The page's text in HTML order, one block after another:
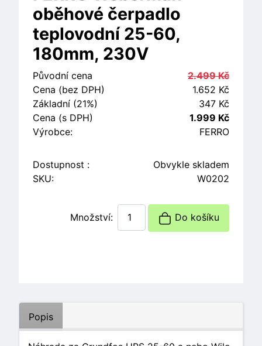
oběhové čerpadlo
teplovodní 25-60,
180mm, 230V
Původní cena
2.499 Kč
Cena (bez DPH)
1.652 Kč
Základní (21%)
347 Kč
Cena (s DPH)
1.999 Kč
Výrobce:
FERRO
Dostupnost :
Obvykle skladem
SKU:
W0202
Množství: Do košíku
Popis